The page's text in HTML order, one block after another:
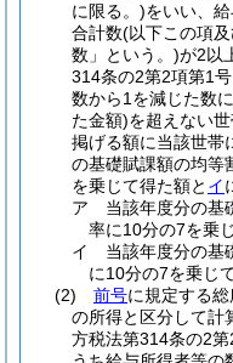
に限る。)をいい、
合計数(以下この項
数」という。)が2以
314条の2第2項第1
数から1を減じた数
た金額)を超えない
掲げる額に当該世帯
の基礎賦課額の均等
を乗じて得た額と イ
ア
当該年度分の基
率に10分の7を乗
イ
当該年度分の基
に10分の7を乗じ
(2)
前号に規定する
の所得と区分して計
方税法第314条の2